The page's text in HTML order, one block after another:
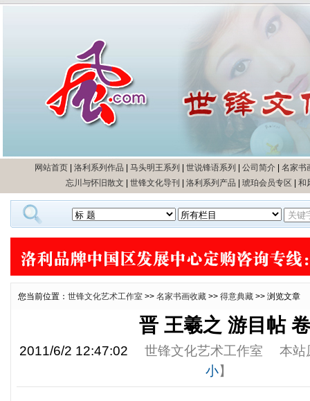
网站首页 洛利系列作品 马头明王系列 世说锋语系列 公司简介
名家书
忘川与怀旧散文
世锋文化导刊 洛利系列产品 琥珀会员专区 和
您当前位置： 世锋文化艺术工作室 >> 名家书画收藏 >> 得意典藏 >> 浏览文章
晋 王羲之 游目帖
2011/6/2 12:47:02 世锋文化艺术工作室
本站
小】